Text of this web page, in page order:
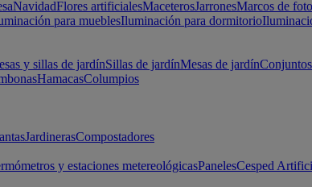
NavidadFlores artificialesMaceterosJarronesMarcos de
para mueblesIluminación para dormitorio
y sillas de jardínSillas de jardínMesas de jardín
HamacasColumpios
JardinerasCompostadores
y estaciones metereológicasPanelesCesped